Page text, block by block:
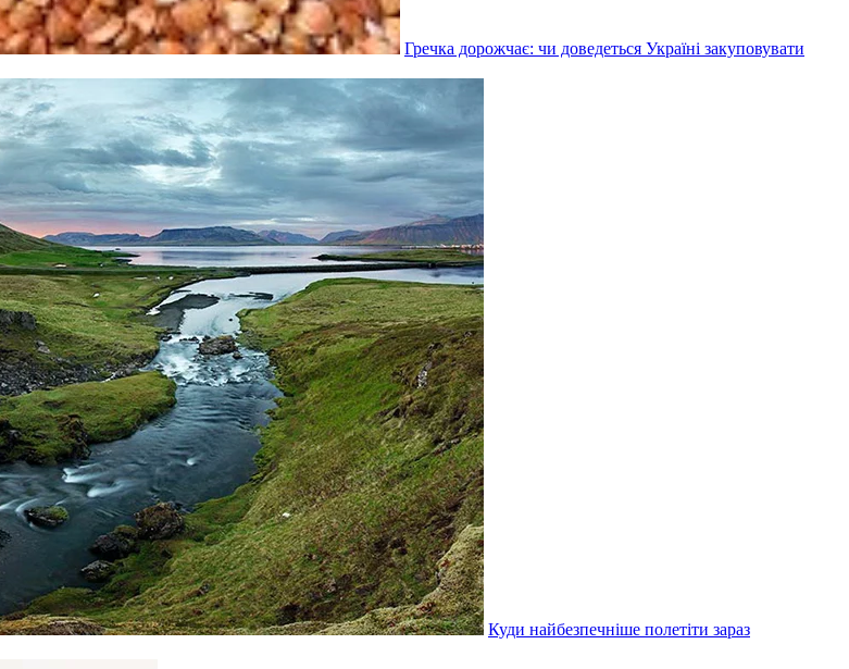
Гречка дорожчає: чи доведеться Україні закуповувати
Куди найбезпечніше полетіти зараз